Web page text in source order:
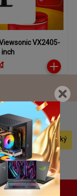
VX2405-
inch
Đăng ký